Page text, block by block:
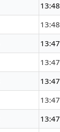
13:48
13:48
13:47
13:47
13:47
13:47
13:47